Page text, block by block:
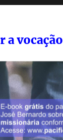
a vocação